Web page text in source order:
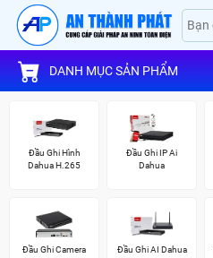
DANH MỤC SẢN PHẨM
Đầu Ghi Hình
Dahua H.265
Đầu Ghi IP Ai
Dahua
Đầu Ghi Camera
Đầu Ghi AI Dahua